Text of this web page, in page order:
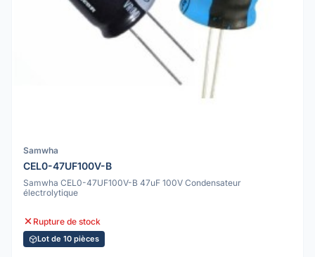
Samwha
CEL0-47UF100V-B
Samwha CEL0-47UF100V-B 47uF 100V Condensateur
électrolytique
Rupture de stock
Lot de 10 pièces